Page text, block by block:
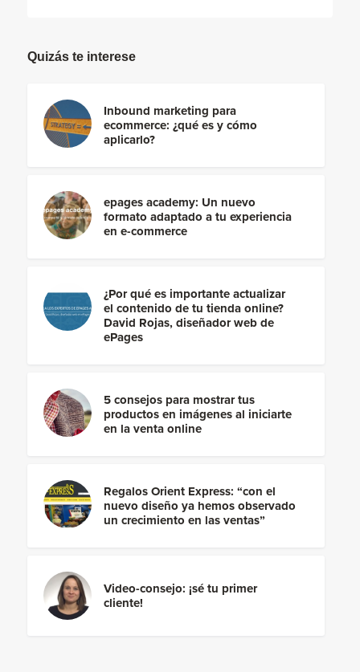
Quizás te interese
Inbound marketing para
ecommerce: ¿qué es y cómo
aplicarlo?
epages academy: Un nuevo
formato adaptado a tu experiencia
en e-commerce
¿Por qué es importante actualizar
el contenido de tu tienda online?
David Rojas, diseñador web de
ePages
5 consejos para mostrar tus
productos en imágenes al iniciarte
en la venta online
Regalos Orient Express: “con el
nuevo diseño ya hemos observado
un crecimiento en las ventas”
Video-consejo: ¡sé tu primer
cliente!